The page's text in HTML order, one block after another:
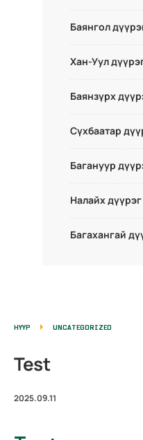
Баянгол
Хан-Уул
Баянзүрх
Сүхбаатар
Багануур
Налайх
Багахангай
НҮҮР UNCATEGORIZED
Test
2025.09.11